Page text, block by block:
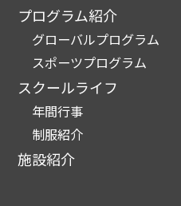
プログラム紹介
グローバルプログラム
スポーツプログラム
スクールライフ
年間行事
制服紹介
施設紹介